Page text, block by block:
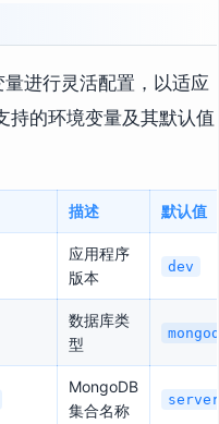
进行灵活配置，以适应
持的环境变量及其默认值
描述 默认值
应用程序
版本
dev
数据库类
型
MongoDB
集合名称